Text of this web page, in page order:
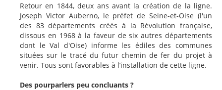
Retour en 1844, deux ans avant la création de la ligne.
Joseph Victor Auberno, le préfet de Seine-et-Oise (l'un
des 83 départements créés à la Révolution française,
dissous en 1968 à la faveur de six autres départements
dont le Val d'Oise) informe les édiles des communes
situées sur le tracé du futur chemin de fer du projet à
venir. Tous sont favorables à l’installation de cette ligne.
Des pourparlers peu concluants ?